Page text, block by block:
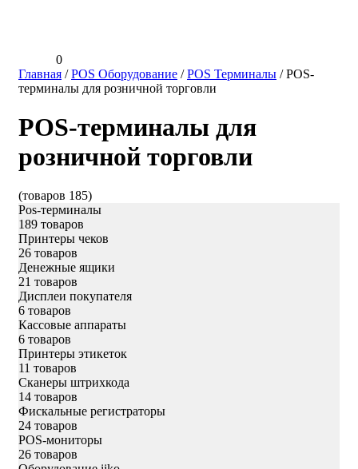
0
Главная /POS Оборудование /POS Терминалы /POS-
терминалы для розничной торговли
POS-терминалы для
розничной торговли
(товаров 185)
Pos-терминалы
189 товаров
Принтеры чеков
26 товаров
Денежные ящики
21 товаров
Дисплеи покупателя
6 товаров
Кассовые аппараты
6 товаров
Принтеры этикеток
11 товаров
Сканеры штрихкода
14 товаров
Фискальные регистраторы
24 товаров
POS-мониторы
26 товаров